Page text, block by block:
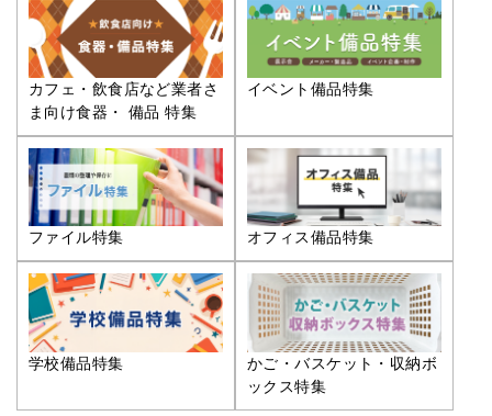
カフェ・飲食店など業者さ
ま向け食器・ 備品 特集
イベント備品特集
ファイル特集 オフィス備品特集
学校備品特集
かご・バスケット・収納ボ
ックス特集